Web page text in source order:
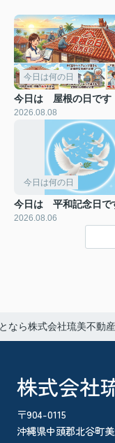
今日は何の日
今日は 屋根の日です
2026.08.08
今日は何の日
今日は 平和記念日で
2026.08.06
なら株式会社琉美不動産
株式会社
〒904-0115
沖縄県中頭郡北谷町